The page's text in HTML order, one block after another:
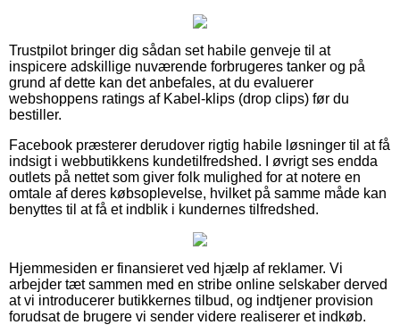
Trustpilot bringer dig sådan set habile genveje til at
inspicere adskillige nuværende forbrugeres tanker og på
grund af dette kan det anbefales, at du evaluerer
webshoppens ratings af Kabel-klips (drop clips) før du
bestiller.
Facebook præsterer derudover rigtig habile løsninger til at få
indsigt i webbutikkens kundetilfredshed. I øvrigt ses endda
outlets på nettet som giver folk mulighed for at notere en
omtale af deres købsoplevelse, hvilket på samme måde kan
benyttes til at få et indblik i kundernes tilfredshed.
Hjemmesiden er finansieret ved hjælp af reklamer. Vi
arbejder tæt sammen med en stribe online selskaber derved
at vi introducerer butikkernes tilbud, og indtjener provision
forudsat de brugere vi sender videre realiserer et indkøb.